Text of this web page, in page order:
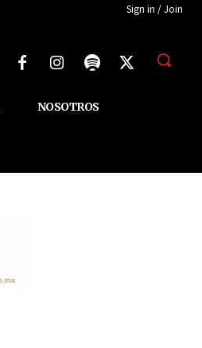
Sign in / Join
NOSOTROS